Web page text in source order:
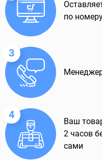
по
3
4
Ваш
2 часов
сами